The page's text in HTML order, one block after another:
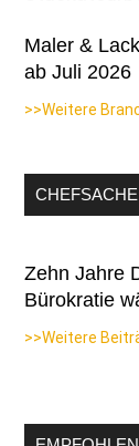
Maler &
ab Juli 2026
>>Weitere
Zehn Jahre
Bürokratie
>>Weitere